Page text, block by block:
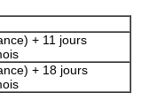
+ 11 jours
+ 18 jours